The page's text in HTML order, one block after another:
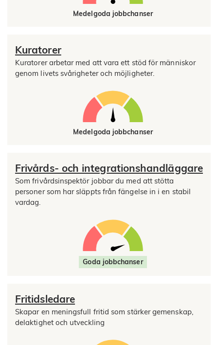
Medelgoda jobbchanser
Kuratorer
Kuratorer arbetar med att vara ett stöd för människor
genom livets svårigheter och möjligheter.
Medelgoda jobbchanser
Frivårds- och integrationshandläggare
Som frivårdsinspektör jobbar du med att stötta
personer som har släppts från fängelse in i en stabil
vardag.
Goda jobbchanser
Fritidsledare
Skapar en meningsfull fritid som stärker gemenskap,
delaktighet och utveckling